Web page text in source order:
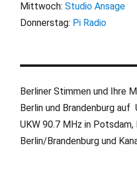
Mittwoch:Studio Ansage
Donnerstag: Pi Radio
Berliner Stimmen und Ihre
Berlin und Brandenburg auf
UKW 90.7 MHz in Potsdam,
Berlin/Brandenburg und